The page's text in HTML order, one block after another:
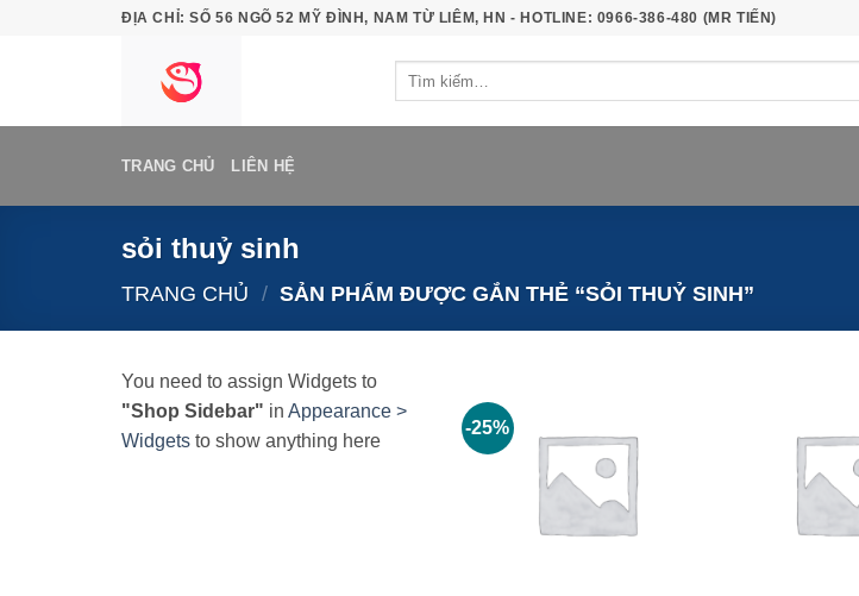
ĐỊA CHỈ: SỐ 56 NGÕ 52 MỸ ĐÌNH, NAM TỪ LIÊM, HN - HOTLINE: 0966-386-480 (MR TIẾN)
TRANG CHỦ LIÊN HỆ
sỏi thuỷ sinh
TRANG CHỦ / SẢN PHẨM ĐƯỢC GẮN THẺ “SỎI THUỶ SINH”
You need to assign Widgets to
"Shop Sidebar" in Appearance >
Widgets to show anything here
-25%